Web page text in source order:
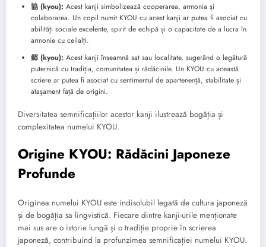
協 (kyou): Acest kanji simbolizează cooperarea, armonia și
colaborarea. Un copil numit KYOU cu acest kanji ar putea fi asociat cu
abilități sociale excelente, spirit de echipă și o capacitate de a lucra în
armonie cu ceilalți.
郷 (kyou): Acest kanji înseamnă sat sau localitate, sugerând o legătură
puternică cu tradiția, comunitatea și rădăcinile. Un KYOU cu această
scriere ar putea fi asociat cu sentimentul de apartenență, stabilitate și
atașament față de origini.
Diversitatea semnificațiilor acestor kanji ilustrează bogăția și
complexitatea numelui KYOU.
Origine KYOU: Rădăcini Japoneze
Profunde
Originea numelui KYOU este indisolubil legată de cultura japoneză
și de bogăția sa lingvistică. Fiecare dintre kanji-urile menționate
mai sus are o istorie lungă și o tradiție proprie în scrierea
japoneză, contribuind la profunzimea semnificației numelui KYOU.